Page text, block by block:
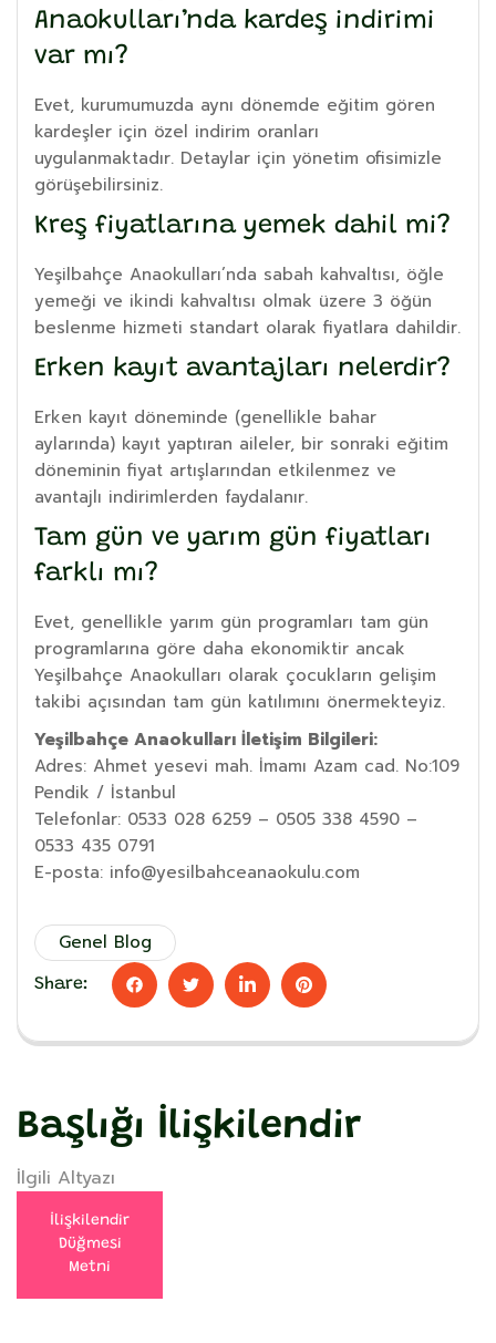
Anaokulları’nda kardeş indirimi
var mı?
Evet, kurumumuzda aynı dönemde eğitim gören
kardeşler için özel indirim oranları
uygulanmaktadır. Detaylar için yönetim ofisimizle
görüşebilirsiniz.
Kreş fiyatlarına yemek dahil mi?
Yeşilbahçe Anaokulları’nda sabah kahvaltısı, öğle
yemeği ve ikindi kahvaltısı olmak üzere 3 öğün
beslenme hizmeti standart olarak fiyatlara dahildir.
Erken kayıt avantajları nelerdir?
Erken kayıt döneminde (genellikle bahar
aylarında) kayıt yaptıran aileler, bir sonraki eğitim
döneminin fiyat artışlarından etkilenmez ve
avantajlı indirimlerden faydalanır.
Tam gün ve yarım gün fiyatları
farklı mı?
Evet, genellikle yarım gün programları tam gün
programlarına göre daha ekonomiktir ancak
Yeşilbahçe Anaokulları olarak çocukların gelişim
takibi açısından tam gün katılımını önermekteyiz.
Yeşilbahçe Anaokulları İletişim Bilgileri:
Adres: Ahmet yesevi mah. İmamı Azam cad. No:109
Pendik / İstanbul
Telefonlar: 0533 028 6259 – 0505 338 4590 –
0533 435 0791
E-posta: info@yesilbahceanaokulu.com
Genel Blog
Share:
Başlığı İlişkilendir
İlgili Altyazı
İlişkilendir
Düğmesi
Metni